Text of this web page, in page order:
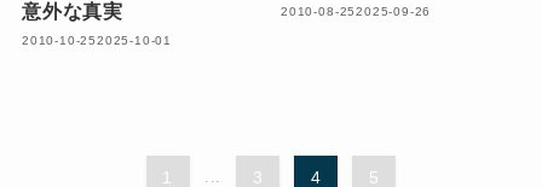
意外な真実
2010-10-252025-10-01
2010-08-252025-09-26
1 3 4 5